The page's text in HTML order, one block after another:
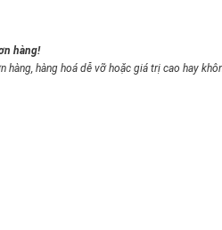
hàng!
hàng hoá dễ vỡ hoặc giá trị cao hay